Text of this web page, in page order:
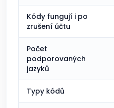
Kódy fungují i po
zrušení účtu
Počet
podporovaných
jazyků
Typy kódů